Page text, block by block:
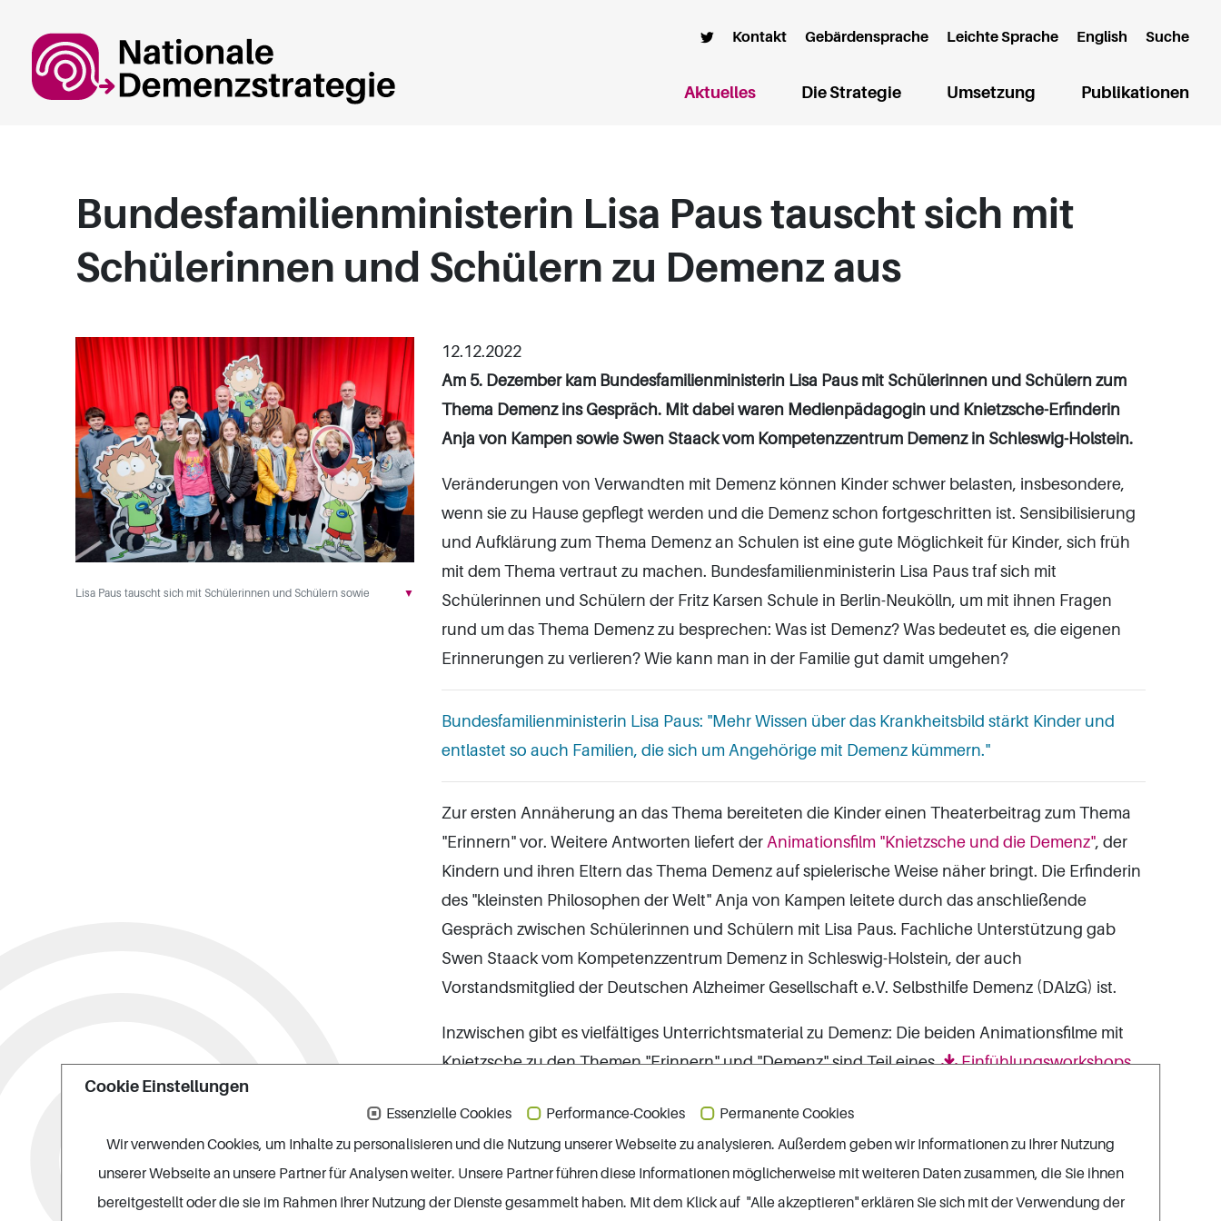
Suche
English
Leichte Sprache
Gebärdensprache
Kontakt
Aktuelles(aktuelle Seite)
Die Strategie Umsetzung Publikationen
Bundesfamilienministerin Lisa Paus tauscht sich mit
Schülerinnen und Schülern zu Demenz aus
▼
Lisa Paus tauscht sich mit Schülerinnen und Schülern sowie
12.12.2022
Am 5. Dezember kam Bundesfamilienministerin Lisa Paus mit Schülerinnen und Schülern zum
Thema Demenz ins Gespräch. Mit dabei waren Medienpädagogin und Knietzsche-Erfinderin
Anja von Kampen sowie Swen Staack vom Kompetenzzentrum Demenz in Schleswig-Holstein.
Veränderungen von Verwandten mit Demenz können Kinder schwer belasten, insbesondere,
wenn sie zu Hause gepflegt werden und die Demenz schon fortgeschritten ist. Sensibilisierung
und Aufklärung zum Thema Demenz an Schulen ist eine gute Möglichkeit für Kinder, sich früh
mit dem Thema vertraut zu machen. Bundesfamilienministerin Lisa Paus traf sich mit
Schülerinnen und Schülern der Fritz Karsen Schule in Berlin-Neukölln, um mit ihnen Fragen
rund um das Thema Demenz zu besprechen: Was ist Demenz? Was bedeutet es, die eigenen
Erinnerungen zu verlieren? Wie kann man in der Familie gut damit umgehen?
Bundesfamilienministerin Lisa Paus: "Mehr Wissen über das Krankheitsbild stärkt Kinder und
entlastet so auch Familien, die sich um Angehörige mit Demenz kümmern."
Zur ersten Annäherung an das Thema bereiteten die Kinder einen Theaterbeitrag zum Thema
"Erinnern" vor. Weitere Antworten liefert der Animationsfilm "Knietzsche und die Demenz", der
Kindern und ihren Eltern das Thema Demenz auf spielerische Weise näher bringt. Die Erfinderin
des "kleinsten Philosophen der Welt" Anja von Kampen leitete durch das anschließende
Gespräch zwischen Schülerinnen und Schülern mit Lisa Paus. Fachliche Unterstützung gab
Swen Staack vom Kompetenzzentrum Demenz in Schleswig-Holstein, der auch
Vorstandsmitglied der Deutschen Alzheimer Gesellschaft e.V. Selbsthilfe Demenz (DAlzG) ist.
Inzwischen gibt es vielfältiges Unterrichtsmaterial zu Demenz: Die beiden Animationsfilme mit
Knietzsche zu den Themen "Erinnern" und "Demenz" sind Teil eines
Einfühlungsworkshops
Familie, Senioren, Frauen und Jugend gefördert und von der DAlzG fachlich begleitet. Über die
Website Alzheimer4teachersstellt die DAlzG weitere Lehrmaterialien zu Demenz für Kinder und
Jugendliche verschiedener Klassenstufen zur Verfügung. Auf dem Wegweiser Demenz des
BMFSFJ wurde zudem eineKinder- und Jugendseiteeingerichtet, auf der fortlaufend
Cookie Einstellungen
Essenzielle Cookies Performance-Cookies
Permanente Cookies
Wir verwenden Cookies, um Inhalte zu personalisieren und die Nutzung unserer Webseite zu analysieren. Außerdem geben wir Informationen zu Ihrer Nutzung
unserer Webseite an unsere Partner für Analysen weiter. Unsere Partner führen diese Informationen möglicherweise mit weiteren Daten zusammen, die Sie ihnen
bereitgestellt oder die sie im Rahmen Ihrer Nutzung der Dienste gesammelt haben. Mit dem Klick auf "Alle akzeptieren" erklären Sie sich mit der Verwendung der